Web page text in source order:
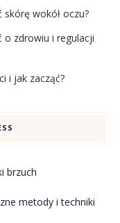
skórę wokół oczu?
o zdrowiu i regulacji
i jak zacząć?
brzuch
metody i techniki